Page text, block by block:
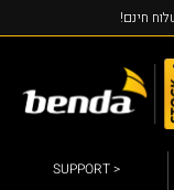
< SUPPORT